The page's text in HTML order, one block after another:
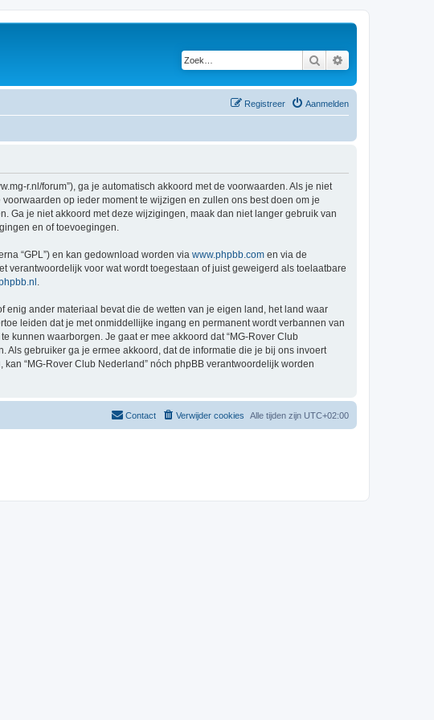
Zoek
Aanmelden
Registreer
r.nl/forum”), ga je automatisch akkoord met de voorwaarden. Als je niet
op ieder moment te wijzigen en zullen ons best doen om je
Ga je niet akkoord met deze wijzigingen, maak dan niet langer gebruik van
en of toevoegingen.
“GPL”) en kan gedownload worden via www.phpbb.com en via de
verantwoordelijk voor wat wordt toegestaan of juist geweigerd als toelaatbare
ander materiaal bevat die de wetten van je eigen land, het land waar
leiden dat je met onmiddellijke ingang en permanent wordt verbannen van
kunnen waarborgen. Je gaat er mee akkoord dat “MG-Rover Club
Als gebruiker ga je ermee akkoord, dat de informatie die je bij ons invoert
“MG-Rover Club Nederland” nóch phpBB verantwoordelijk worden
Alle tijden zijn UTC+02:00
Verwijder cookies
Contact